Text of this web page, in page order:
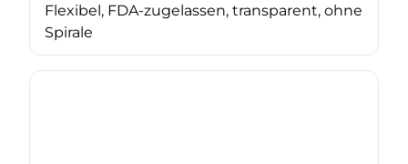
Flexibel, FDA-zugelassen, transparent, ohne
Spirale